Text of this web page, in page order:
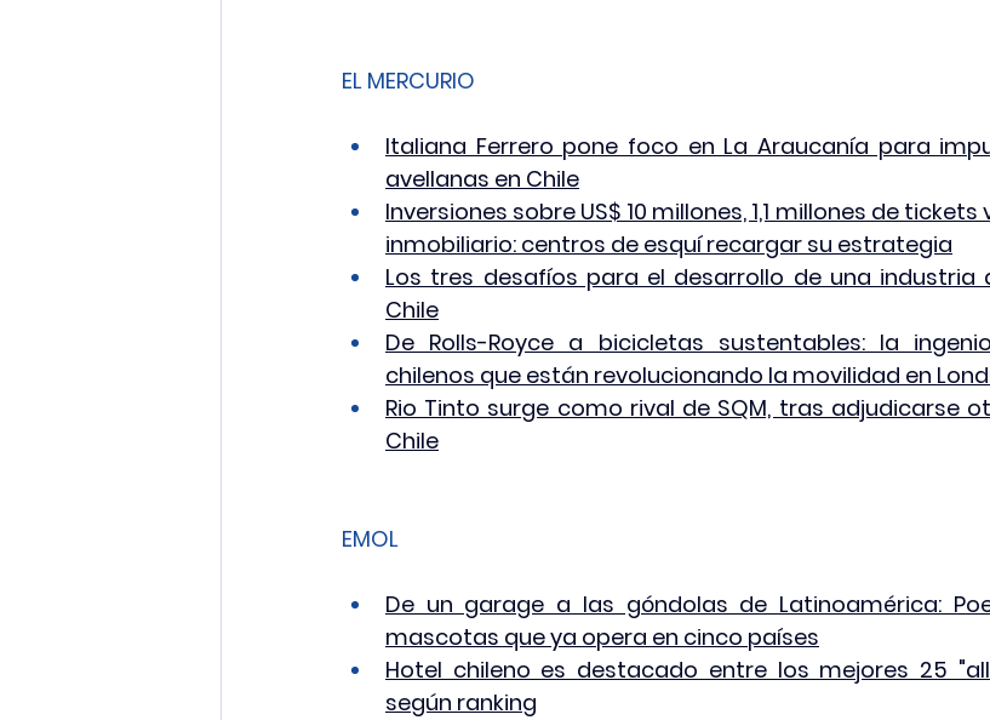
EL MERCURIO
Italiana Ferrero pone foco en La Araucanía para
avellanas en Chile
Inversiones sobre US$ 10 millones, 1,1 millones de
inmobiliario: centros de esquí recargar su estrategia
Los tres desafíos para el desarrollo de una industria
Chile
De Rolls-Royce a bicicletas sustentables: la
chilenos que están revolucionando la movilidad en
Rio Tinto surge como rival de SQM, tras adjudicarse
Chile
EMOL
De un garage a las góndolas de Latinoamérica:
mascotas que ya opera en cinco países
Hotel chileno es destacado entre los mejores 25
según ranking